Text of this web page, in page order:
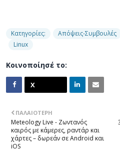
Κατηγορίες: Απόψεις-Συμβουλές
Linux
Κοινοποίησέ το:
ΠΑΛΑΙΌΤΕΡΗ
Meteology Live - Ζωντανός
καιρός με κάμερες, ραντάρ και
χάρτες – δωρεάν σε Android και
iOS